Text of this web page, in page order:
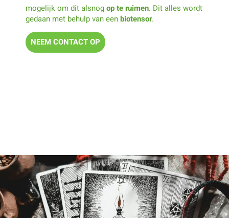
mogelijk om dit alsnogopte ruimen. Dit alles wordt
gedaan met behulp van eenbiotensor.
NEEM CONTACT OP